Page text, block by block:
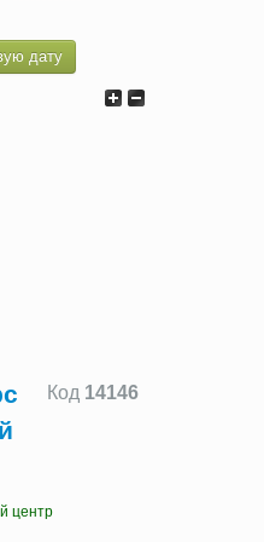
дату
Код 14146
центр